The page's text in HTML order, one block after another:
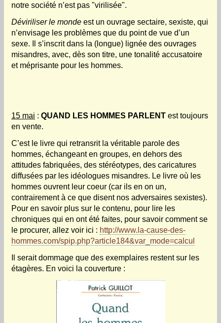
notre société n’est pas "virilisée".
Déviriliser le monde est un ouvrage sectaire, sexiste, qui
n’envisage les problèmes que du point de vue d’un
sexe. Il s’inscrit dans la (longue) lignée des ouvrages
misandres, avec, dès son titre, une tonalité accusatoire
et méprisante pour les hommes.
15 mai : QUAND LES HOMMES PARLENT est toujours
en vente.
C’est le livre qui retransrit la véritable parole des
hommes, échangeant en groupes, en dehors des
attitudes fabriquées, des stéréotypes, des caricatures
diffusées par les idéologues misandres. Le livre où les
hommes ouvrent leur coeur (car ils en on un,
contrairement à ce que disent nos adversaires sexistes).
Pour en savoir plus sur le contenu, pour lire les
chroniques qui en ont été faites, pour savoir comment se
le procurer, allez voir ici : http://www.la-cause-des-
hommes.com/spip.php?article184&var_mode=calcul
Il serait dommage que des exemplaires restent sur les
étagères. En voici la couverture :